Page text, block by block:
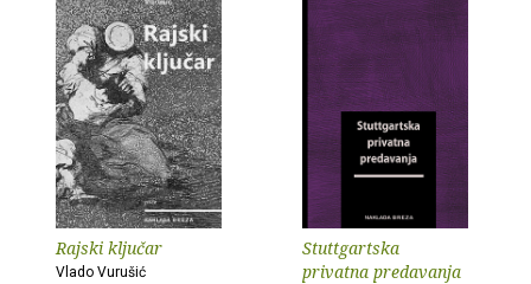
Rajski ključar
Vlado Vurušić
Stuttgartska
privatna predavanja